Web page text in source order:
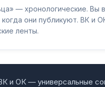
— хронологические. Вы
когда они публикуют. ВК и
ленты.
и ОК — универсальные